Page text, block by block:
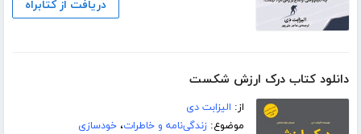
دریافت از کتابراه
دانلود کتاب درک ارزش شکست
از: الیزابت دی
موضوع:زندگی‌نامه و خاطرات،خودسازی